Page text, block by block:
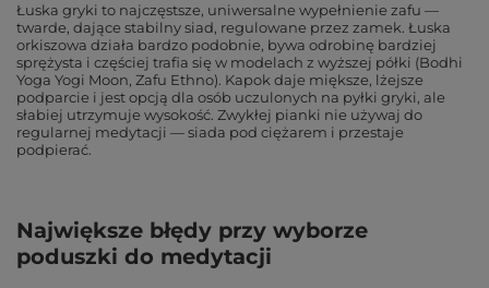
Łuska gryki to najczęstsze, uniwersalne wypełnienie zafu —
twarde, dające stabilny siad, regulowane przez zamek. Łuska
orkiszowa działa bardzo podobnie, bywa odrobinę bardziej
sprężysta i częściej trafia się w modelach z wyższej półki (Bodhi
Yoga Yogi Moon, Zafu Ethno). Kapok daje miększe, lżejsze
podparcie i jest opcją dla osób uczulonych na pyłki gryki, ale
słabiej utrzymuje wysokość. Zwykłej pianki nie używaj do
regularnej medytacji — siada pod ciężarem i przestaje
podpierać.
Największe błędy przy wyborze
poduszki do medytacji